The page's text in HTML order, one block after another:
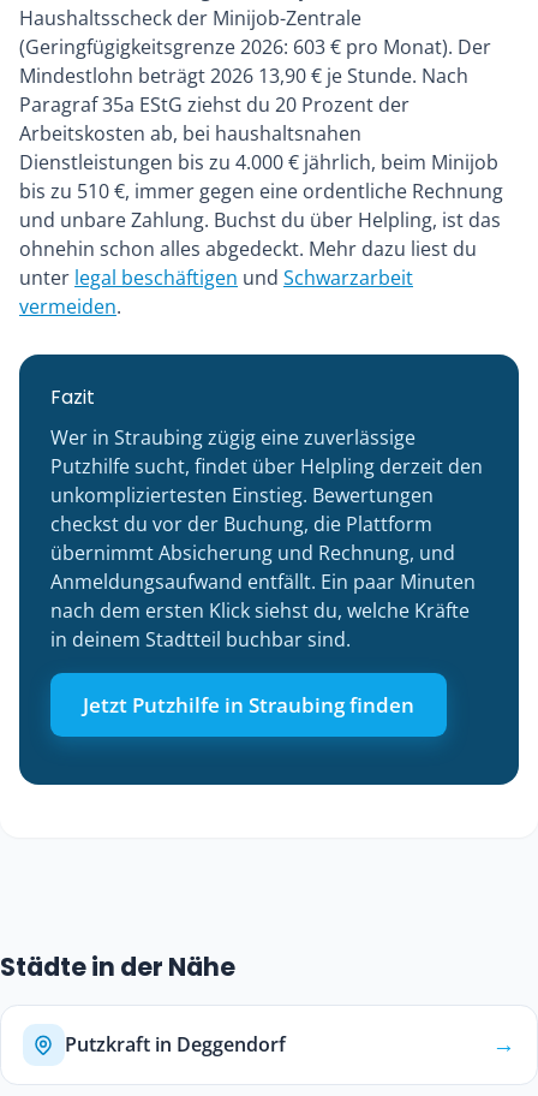
Haushaltsscheck der Minijob-Zentrale
(Geringfügigkeitsgrenze 2026: 603 € pro Monat). Der
Mindestlohn beträgt 2026 13,90 € je Stunde. Nach
Paragraf 35a EStG ziehst du 20 Prozent der
Arbeitskosten ab, bei haushaltsnahen
Dienstleistungen bis zu 4.000 € jährlich, beim Minijob
bis zu 510 €, immer gegen eine ordentliche Rechnung
und unbare Zahlung. Buchst du über Helpling, ist das
ohnehin schon alles abgedeckt. Mehr dazu liest du
unter legal beschäftigen und Schwarzarbeit
vermeiden.
Fazit
Wer in Straubing zügig eine zuverlässige
Putzhilfe sucht, findet über Helpling derzeit den
unkompliziertesten Einstieg. Bewertungen
checkst du vor der Buchung, die Plattform
übernimmt Absicherung und Rechnung, und
Anmeldungsaufwand entfällt. Ein paar Minuten
nach dem ersten Klick siehst du, welche Kräfte
in deinem Stadtteil buchbar sind.
Jetzt Putzhilfe in Straubing finden
Städte in der Nähe
Putzkraft in Deggendorf →